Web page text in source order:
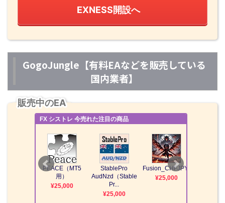
EXNESS開設へ
GogoJungle【有料EAなどを販売している
国内業者】
販売中のEA